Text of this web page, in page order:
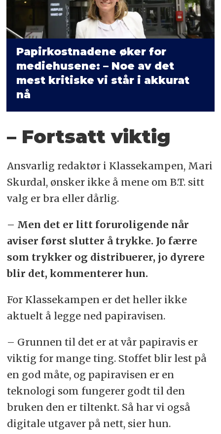
Papirkostnadene øker for
mediehusene: – Noe av det
mest kritiske vi står i akkurat
nå
– Fortsatt viktig
Ansvarlig redaktør i Klassekampen, Mari
Skurdal, ønsker ikke å mene om B.T. sitt
valg er bra eller dårlig.
– Men det er litt foruroligende når
aviser først slutter å trykke. Jo færre
som trykker og distribuerer, jo dyrere
blir det, kommenterer hun.
For Klassekampen er det heller ikke
aktuelt å legge ned papiravisen.
– Grunnen til det er at vår papiravis er
viktig for mange ting. Stoffet blir lest på
en god måte, og papiravisen er en
teknologi som fungerer godt til den
bruken den er tiltenkt. Så har vi også
digitale utgaver på nett, sier hun.